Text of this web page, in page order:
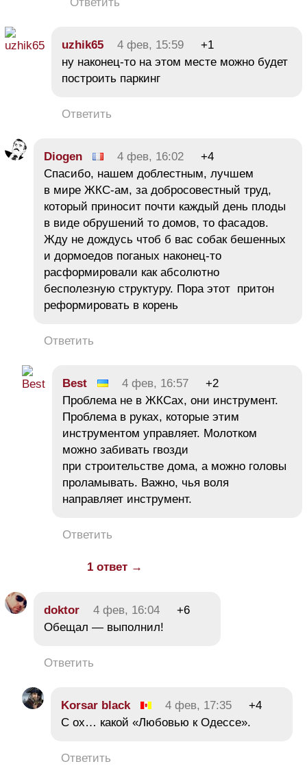
uzhik65 4 фев, 15:59
+1
ну наконец-то на этом месте можно будет
построить паркинг
Ответить
Diogen 4 фев, 16:02
+4
Спасибо, нашем доблестным, лучшем
в мире ЖКС-ам, за добросовестный труд,
который приносит почти каждый день плоды
в виде обрушений то домов, то фасадов.
Жду не дождусь чтоб б вас собак бешенных
и дормоедов поганых наконец-то
расформировали как абсолютно
бесполезную структуру. Пора этот притон
реформировать в корень
Ответить
Best 4 фев, 16:57
+2
Проблема не в ЖКСах, они инструмент.
Проблема в руках, которые этим
инструментом управляет. Молотком
можно забивать гвозди
при строительстве дома, а можно головы
проламывать. Важно, чья воля
направляет инструмент.
Ответить
1 ответ →
doktor 4 фев, 16:04
+6
Обещал — выполнил!
Ответить
Korsar black 4 фев, 17:35
+4
С ох… какой «Любовью к Одессе».
Ответить